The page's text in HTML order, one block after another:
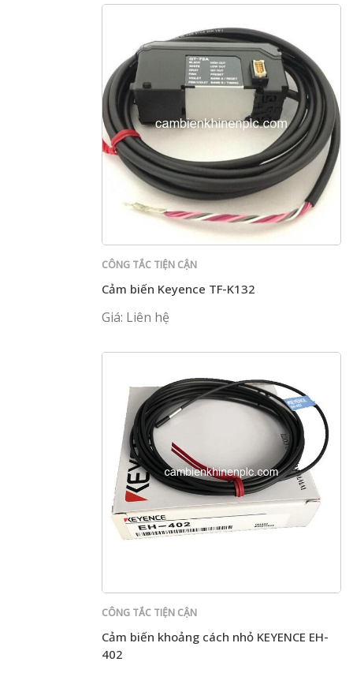
CÔNG TẮC TIỆN CẬN
Cảm biến Keyence TF-K132
Giá: Liên hệ
CÔNG TẮC TIỆN CẬN
Cảm biến khoảng cách nhỏ KEYENCE EH-
402